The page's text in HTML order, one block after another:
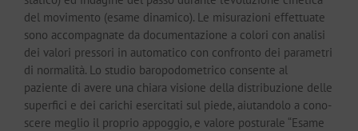
del movimento (esame dinamico). Le misurazioni effettuate
sono accompagnate da documentazione a colori con analisi
dei valori pressori in automatico con confronto dei parametri
di normalità. Lo studio baropodometrico consente al
paziente di avere una chiara visione della distribuzione delle
superfici e dei carichi esercitati sul piede, aiutandolo a cono-
scere meglio il proprio appoggio, e valore posturale “Esame